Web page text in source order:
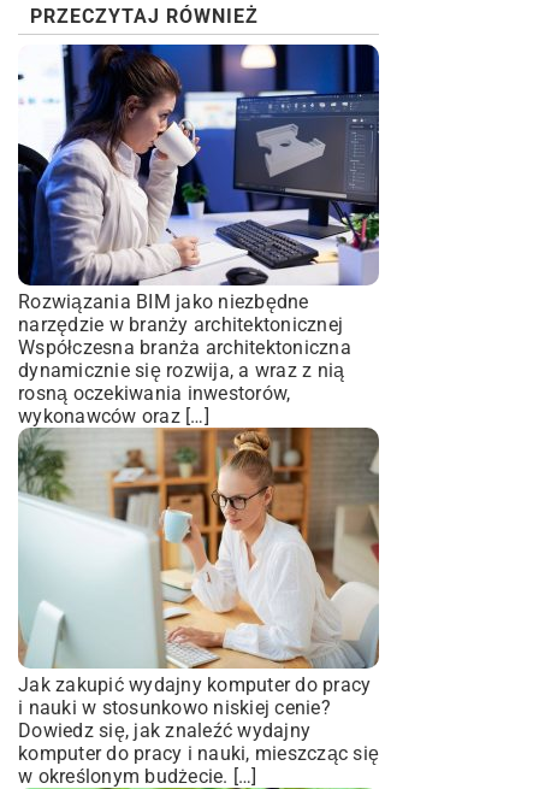
PRZECZYTAJ RÓWNIEŻ
Rozwiązania BIM jako niezbędne
narzędzie w branży architektonicznej
Współczesna branża architektoniczna
dynamicznie się rozwija, a wraz z nią
rosną oczekiwania inwestorów,
wykonawców oraz […]
Jak zakupić wydajny komputer do pracy
i nauki w stosunkowo niskiej cenie?
Dowiedz się, jak znaleźć wydajny
komputer do pracy i nauki, mieszcząc się
w określonym budżecie. […]